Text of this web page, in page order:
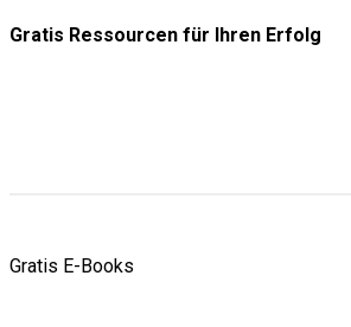
Gratis Ressourcen für Ihren Erfolg
Gratis E-Books